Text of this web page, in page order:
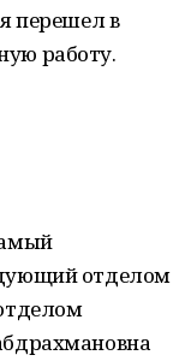
перешел в
работу.
отделом